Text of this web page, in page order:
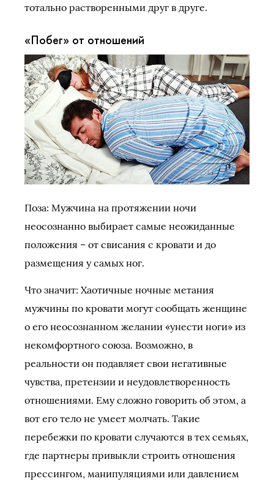
тотально растворенными друг в друге.
«Побег» от отношений
Поза: Мужчина на протяжении ночи
неосознанно выбирает самые неожиданные
положения – от свисания с кровати и до
размещения у самых ног.
Что значит: Хаотичные ночные метания
мужчины по кровати могут сообщать женщине
о его неосознанном желании «унести ноги» из
некомфортного союза. Возможно, в
реальности он подавляет свои негативные
чувства, претензии и неудовлетворенность
отношениями. Ему сложно говорить об этом, а
вот его тело не умеет молчать. Такие
перебежки по кровати случаются в тех семьях,
где партнеры привыкли строить отношения
прессингом, манипуляциями или давлением